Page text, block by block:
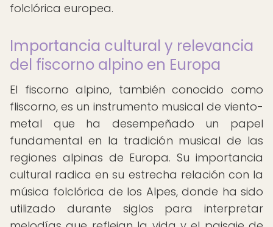
folclórica europea.
Importancia cultural y relevancia
del fiscorno alpino en Europa
El fiscorno alpino, también conocido como
fliscorno, es un instrumento musical de viento-
metal que ha desempeñado un papel
fundamental en la tradición musical de las
regiones alpinas de Europa. Su importancia
cultural radica en su estrecha relación con la
música folclórica de los Alpes, donde ha sido
utilizado durante siglos para interpretar